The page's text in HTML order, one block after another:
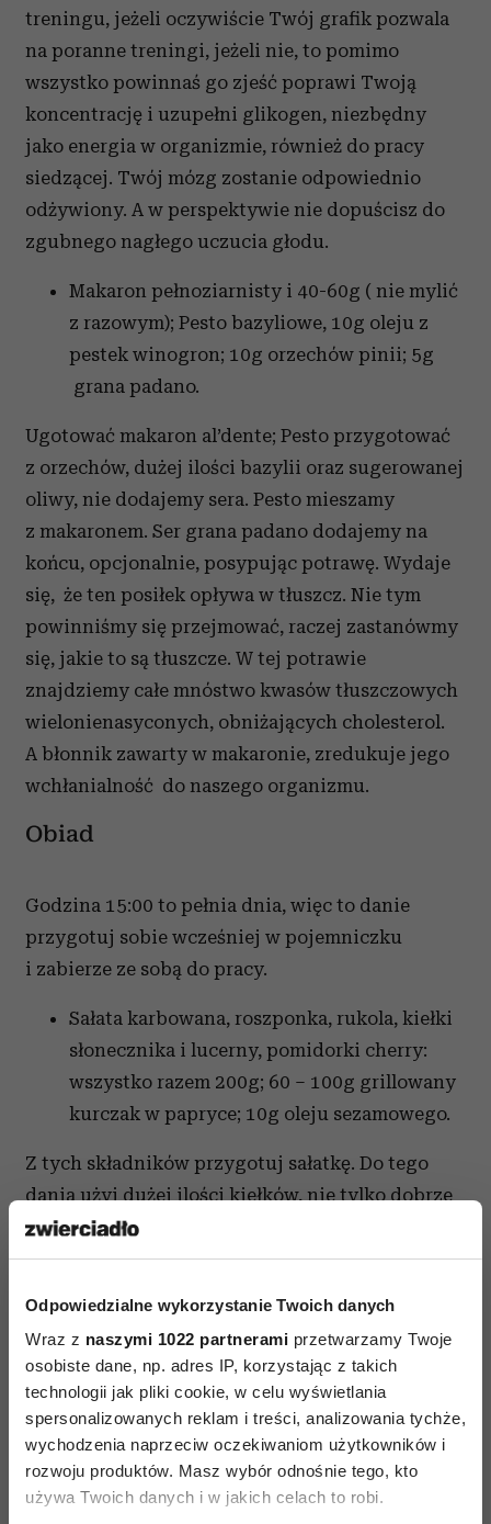
Odpowiedzialne wykorzystanie Twoich danych
Wraz z naszymi 1022 partnerami przetwarzamy Twoje
osobiste dane, np. adres IP, korzystając z takich
technologii jak pliki cookie, w celu wyświetlania
spersonalizowanych reklam i treści, analizowania tychże,
wychodzenia naprzeciw oczekiwaniom użytkowników i
rozwoju produktów. Masz wybór odnośnie tego, kto
używa Twoich danych i w jakich celach to robi.
treningu, jeżeli oczywiście Twój grafik pozwala
na poranne treningi, jeżeli nie, to pomimo
wszystko powinnaś go zjeść poprawi Twoją
koncentrację i uzupełni glikogen, niezbędny
jako energia w organizmie, również do pracy
siedzącej. Twój mózg zostanie odpowiednio
odżywiony. A w perspektywie nie dopuścisz do
zgubnego nagłego uczucia głodu.
Makaron pełnoziarnisty i 40-60g ( nie mylić
z razowym); Pesto bazyliowe, 10g oleju z
pestek winogron; 10g orzechów pinii; 5g
grana padano.
Ugotować makaron al’dente; Pesto przygotować
z orzechów, dużej ilości bazylii oraz sugerowanej
oliwy, nie dodajemy sera. Pesto mieszamy
z makaronem. Ser grana padano dodajemy na
końcu, opcjonalnie, posypując potrawę. Wydaje
się, że ten posiłek opływa w tłuszcz. Nie tym
powinniśmy się przejmować, raczej zastanówmy
się, jakie to są tłuszcze. W tej potrawie
znajdziemy całe mnóstwo kwasów tłuszczowych
wielonienasyconych, obniżających cholesterol.
A błonnik zawarty w makaronie, zredukuje jego
wchłanialność do naszego organizmu.
Obiad
Godzina 15:00 to pełnia dnia, więc to danie
przygotuj sobie wcześniej w pojemniczku
i zabierze ze sobą do pracy.
Sałata karbowana, roszponka, rukola, kiełki
słonecznika i lucerny, pomidorki cherry:
wszystko razem 200g; 60 – 100g grillowany
kurczak w papryce; 10g oleju sezamowego.
Z tych składników przygotuj sałatkę. Do tego
dania użyj dużej ilości kiełków, nie tylko dobrze
smakują, ale są również cennym źródłem
minerałów.
Podwieczorek
W Twoim menu muszą się znaleźć ryby, jako
niezbędne źródło kwasów OMEGA 3 i 6. Jeżeli
w tych godzinach jesteś w domu, to
przygotowanie tego dania nie sprawi Ci
problemu. Jeżeli w tych godzinach najczęściej
jadasz kolacje w restauracji, to jest to ryba tak